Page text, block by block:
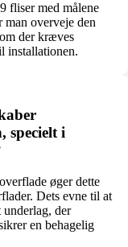
fliser med målene
overveje den
der kræves
installationen.
specielt i
øger dette
Dets evne til at
der
en behagelig